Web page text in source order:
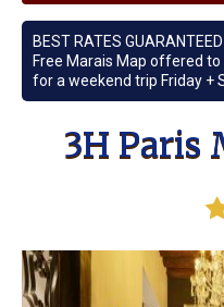
BEST RATES
Free Marais Map offered to
for a weekend trip Friday +
3H Paris